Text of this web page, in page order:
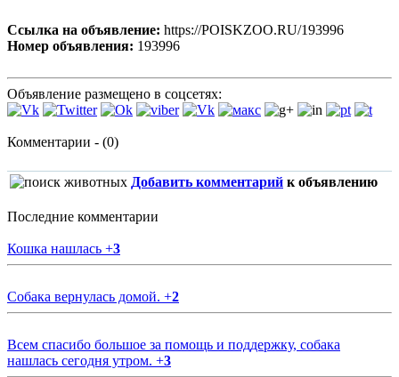
Ссылка на объявление: https://POISKZOO.RU/193996
Номер объявления: 193996
Объявление размещено в соцсетях:
Комментарии - (0)
Добавить комментарий к объявлению
Последние комментарии
Кошка нашлась +3
Собака вернулась домой. +2
Всем спасибо большое за помощь и поддержку, собака
нашлась сегодня утром. +3